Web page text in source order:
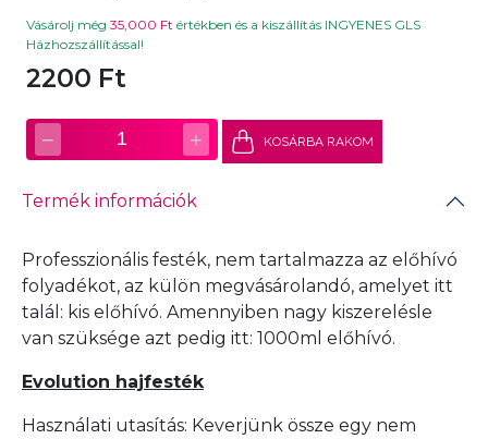
Vásárolj még 35,000 Ft értékben és a kiszállítás INGYENES GLS
Házhozszállítással!
2200 Ft
− 1 + KOSÁRBA RAKOM
Termék információk
Professzionális festék, nem tartalmazza az előhívó
folyadékot, az külön megvásárolandó, amelyet itt
talál: kis előhívó. Amennyiben nagy kiszerelésle
van szüksége azt pedig itt: 1000ml előhívó.
Evolution hajfesték
Használati utasítás: Keverjünk össze egy nem